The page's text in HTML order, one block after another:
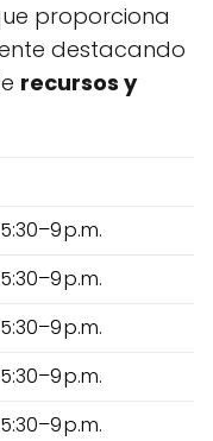
proporciona
destacando
recursos y
p.m.
p.m.
p.m.
p.m.
p.m.